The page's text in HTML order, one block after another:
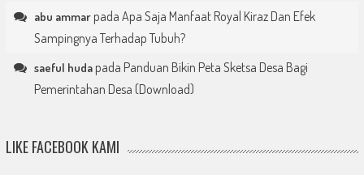
abu ammarpada Apa Saja Manfaat Royal Kiraz Dan Efek
Sampingnya Terhadap Tubuh?
saeful hudapada Panduan Bikin Peta Sketsa Desa Bagi
Pemerintahan Desa (Download)
LIKE FACEBOOK KAMI